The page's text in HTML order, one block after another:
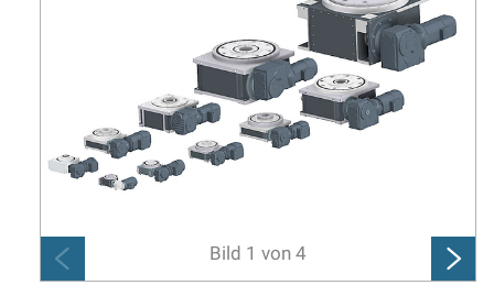
Bild 1 von 4